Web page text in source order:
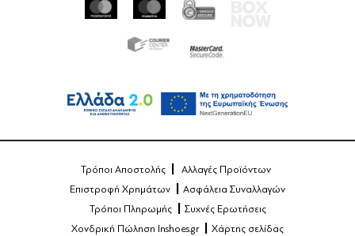
Τρόποι Αποστολής
Αλλαγές Προϊόντων
Επιστροφή Χρημάτων
Ασφάλεια Συναλλαγών
Τρόποι Πληρωμής
Συχνές Ερωτήσεις
Χονδρική Πώληση Inshoes.gr
Χάρτης σελίδας